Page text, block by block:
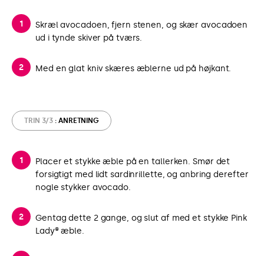
Skræl avocadoen, fjern stenen, og skær avocadoen
ud i tynde skiver på tværs.
Med en glat kniv skæres æblerne ud på højkant.
TRIN 3/3 : ANRETNING
Placer et stykke æble på en tallerken. Smør det
forsigtigt med lidt sardinrillette, og anbring derefter
nogle stykker avocado.
Gentag dette 2 gange, og slut af med et stykke Pink
Lady® æble.